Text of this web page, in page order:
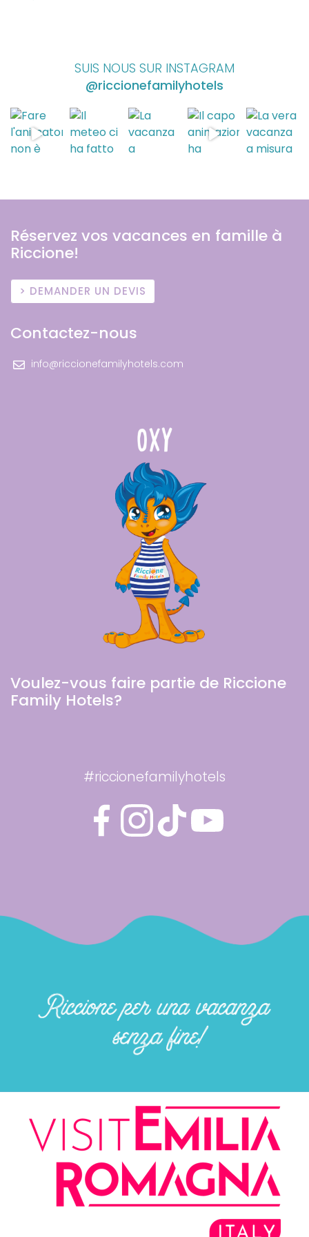
SUIS NOUS SUR INSTAGRAM
@riccionefamilyhotels
Réservez vos vacances en famille à
Riccione!
DEMANDER UN DEVIS
Contactez-nous
info@riccionefamilyhotels.com
Voulez-vous faire partie de Riccione
Family Hotels?
#riccionefamilyhotels